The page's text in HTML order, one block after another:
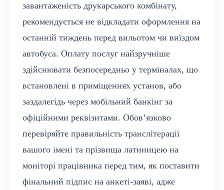
завантаженість друкарського комбінату,
рекомендується не відкладати оформлення на
останній тиждень перед вильотом чи виїздом
автобуса. Оплату послуг найзручніше
здійснювати безпосередньо у терміналах, що
встановлені в приміщеннях установ, або
заздалегідь через мобільний банкінг за
офіційними реквізитами. Обов’язково
перевіряйте правильність транслітерації
вашого імені та прізвища латиницею на
моніторі працівника перед тим, як поставити
фінальний підпис на анкеті-заяві, адже